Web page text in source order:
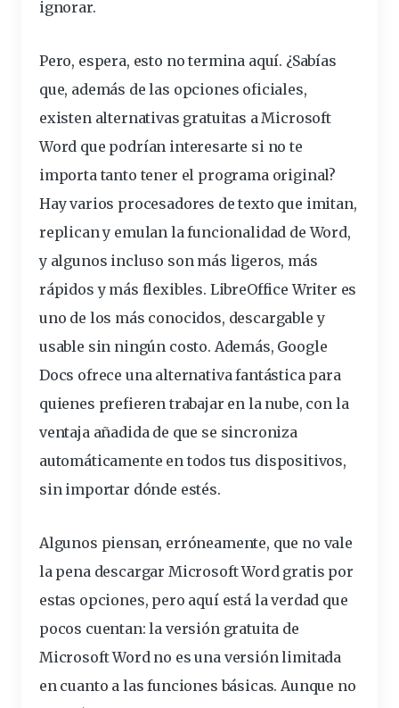
ignorar.
Pero, espera, esto no termina aquí. ¿Sabías
que, además de las opciones oficiales,
existen alternativas gratuitas a Microsoft
Word que podrían interesarte si no te
importa tanto tener el programa original?
Hay varios procesadores de texto que imitan,
replican y emulan la funcionalidad de Word,
y algunos incluso son más ligeros, más
rápidos y más flexibles. LibreOffice Writer es
uno de los más conocidos, descargable y
usable sin ningún costo. Además, Google
Docs ofrece una alternativa fantástica para
quienes prefieren trabajar en la nube, con la
ventaja añadida de que se sincroniza
automáticamente en todos tus dispositivos,
sin importar dónde estés.
Algunos piensan, erróneamente, que no vale
la pena descargar Microsoft Word gratis por
estas opciones, pero aquí está la verdad que
pocos cuentan: la versión gratuita de
Microsoft Word no es una versión limitada
en cuanto a las funciones básicas. Aunque no